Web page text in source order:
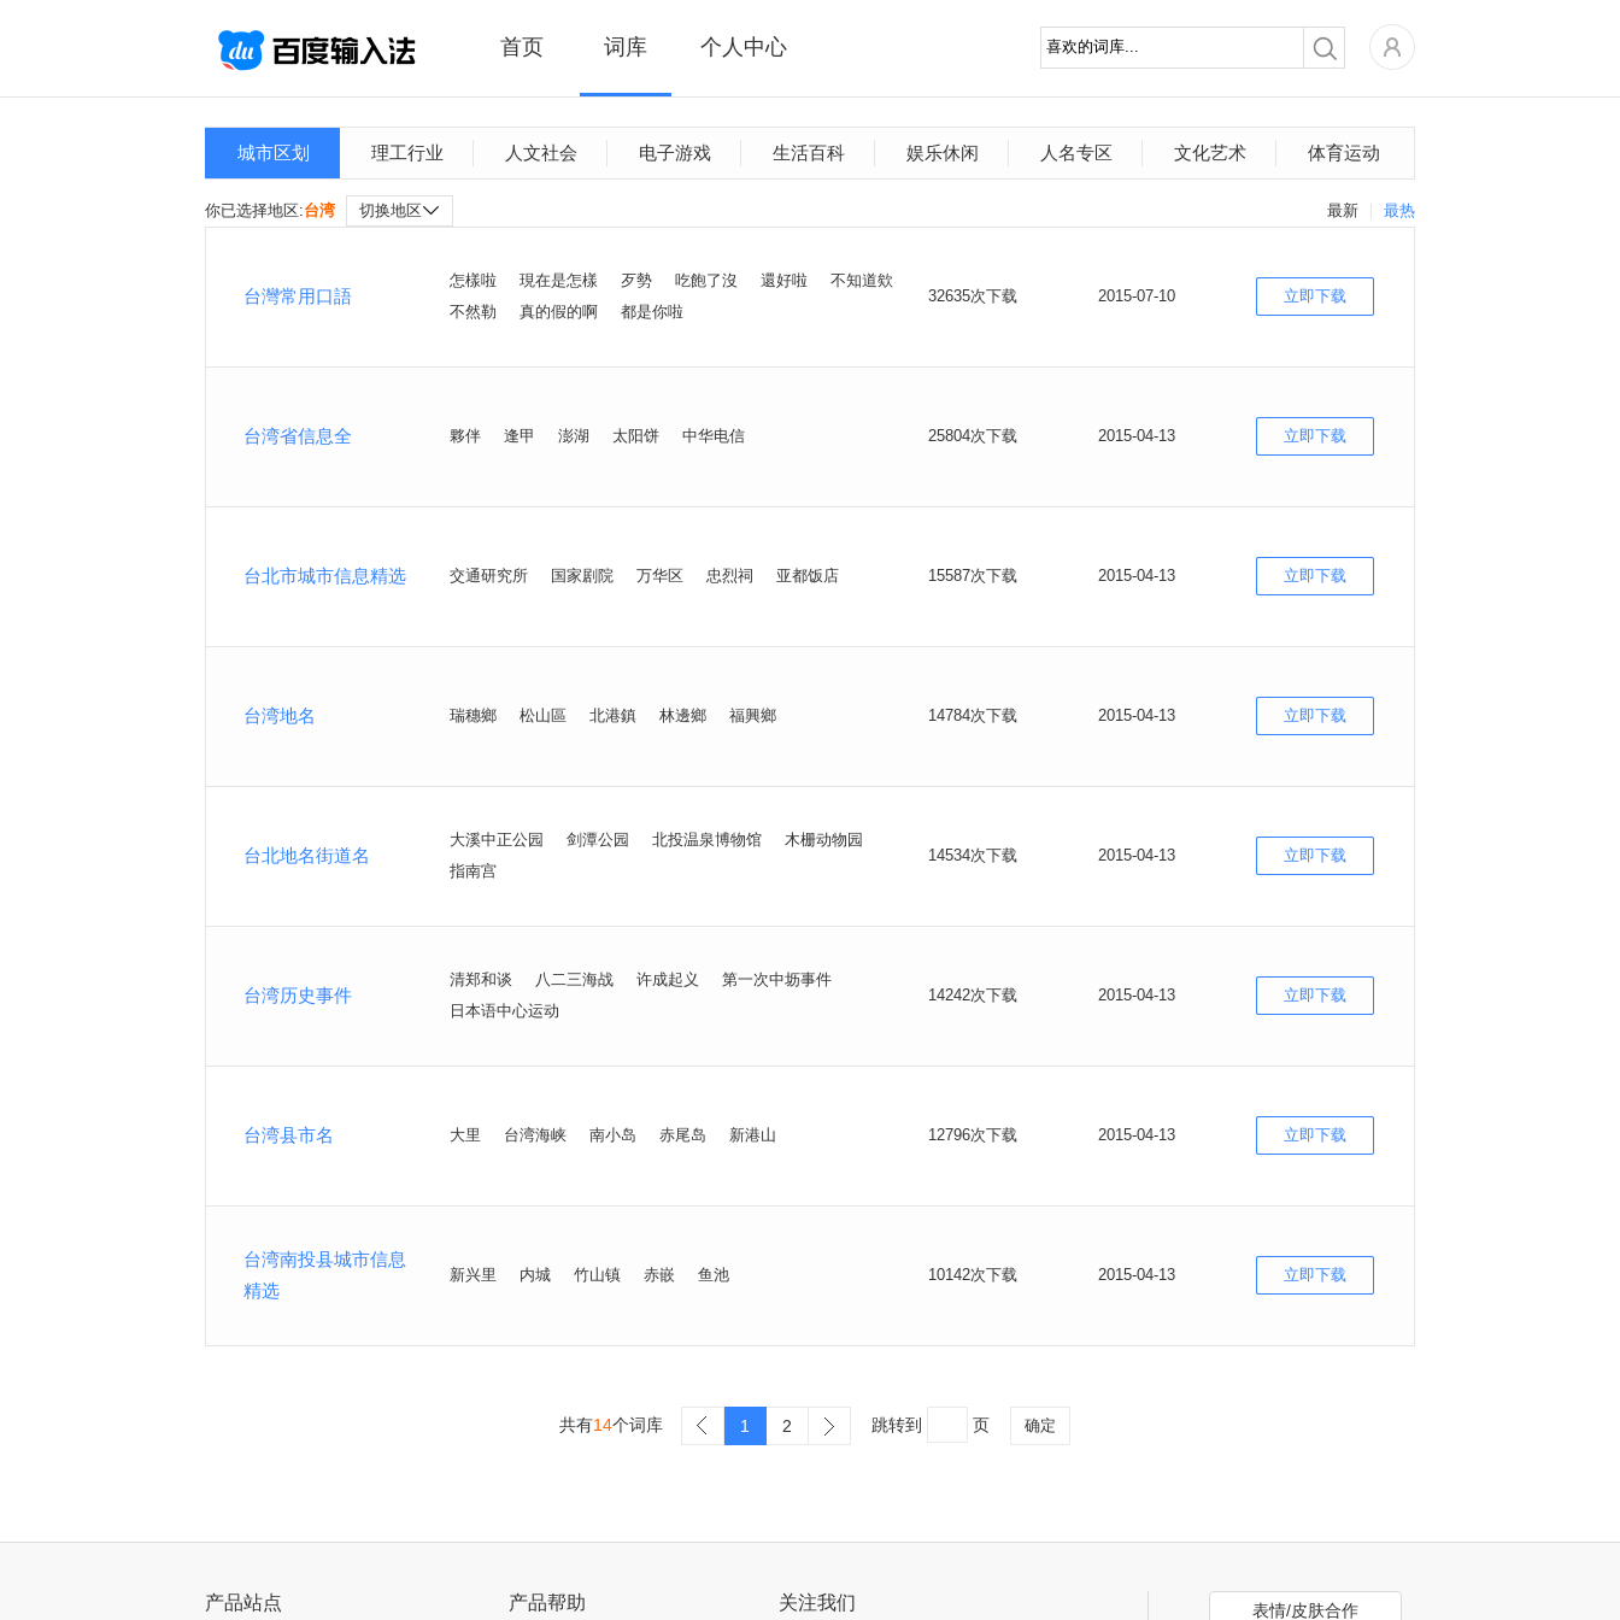
首页 词库 个人中心
城市区划 理工行业 人文社会 电子游戏 生活百科 娱乐休闲 人名专区 文化艺术 体育运动
最热
最新
你已选择地区:台湾 切换地区
台灣常用口語
怎樣啦 現在是怎樣 歹勢 吃飽了沒 還好啦
不知道欸
不然勒
真的假的啊 都是你啦
32635次下载 2015-07-10 立即下载
台湾省信息全 夥伴 逢甲 澎湖 太阳饼 中华电信 25804次下载 2015-04-13 立即下载
台北市城市信息精选 交通研究所 国家剧院 万华区 忠烈祠 亚都饭店 15587次下载 2015-04-13 立即下载
台湾地名 瑞穗鄉 松山區 北港鎮 林邊鄉 福興鄉 14784次下载 2015-04-13 立即下载
台北地名街道名
大溪中正公园 剑潭公园 北投温泉博物馆
木栅动物园
指南宫
14534次下载 2015-04-13 立即下载
台湾历史事件
清郑和谈 八二三海战 许成起义
第一次中坜事件
日本语中心运动
14242次下载 2015-04-13 立即下载
台湾县市名 大里 台湾海峡 南小岛 赤尾岛 新港山 12796次下载 2015-04-13 立即下载
台湾南投县城市信息
精选
新兴里 内城 竹山镇 赤嵌 鱼池 10142次下载 2015-04-13 立即下载
共有14个词库 1 2 跳转到 页 确定
产品站点 产品帮助 关注我们 表情/皮肤合作